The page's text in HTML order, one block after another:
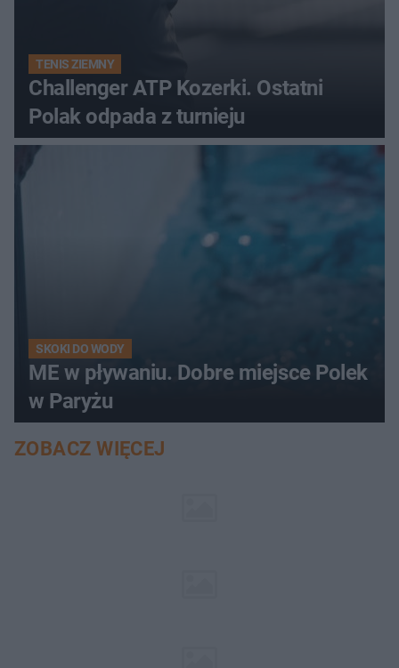
TENIS ZIEMNY
Challenger ATP Kozerki. Ostatni
Polak odpada z turnieju
SKOKI DO WODY
ME w pływaniu. Dobre miejsce Polek
w Paryżu
ZOBACZ WIĘCEJ